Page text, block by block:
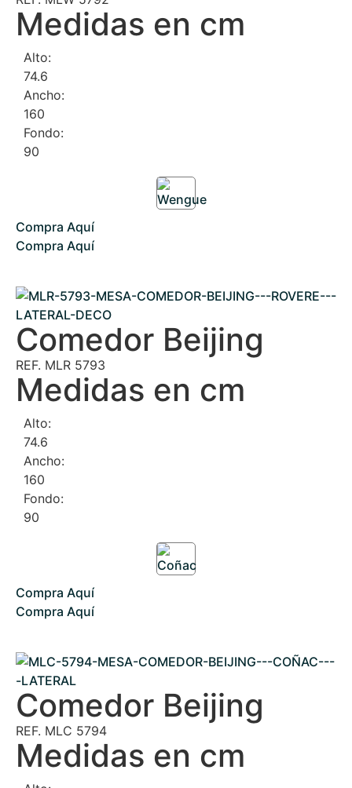
Medidas en cm
Alto:
74.6
Ancho:
160
Fondo:
90
Compra Aquí
Compra Aquí
Comedor Beijing
REF. MLR 5793
Medidas en cm
Alto:
74.6
Ancho:
160
Fondo:
90
Compra Aquí
Compra Aquí
Comedor Beijing
REF. MLC 5794
Medidas en cm